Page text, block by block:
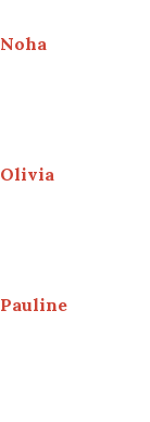
Noha
Olivia
Pauline